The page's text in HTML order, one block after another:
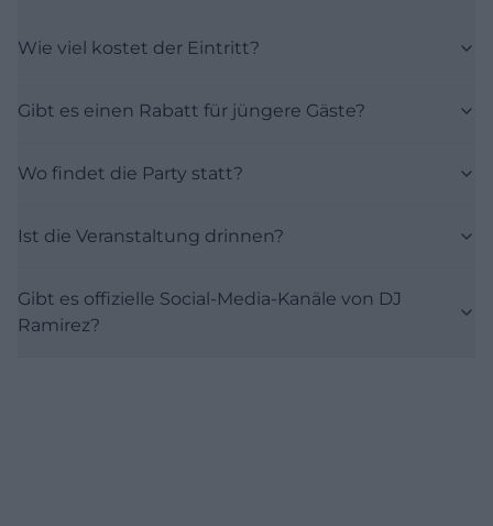
Wie viel kostet der Eintritt?
Gibt es einen Rabatt für jüngere Gäste?
Wo findet die Party statt?
Ist die Veranstaltung drinnen?
Gibt es offizielle Social-Media-Kanäle von DJ
Ramirez?